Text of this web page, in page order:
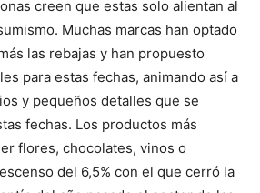
creen que estas solo alientan al
Muchas marcas han optado
las rebajas y han propuesto
para estas fechas, animando así a
y pequeños detalles que se
fechas. Los productos más
flores, chocolates, vinos o
del 6,5% con el que cerró la